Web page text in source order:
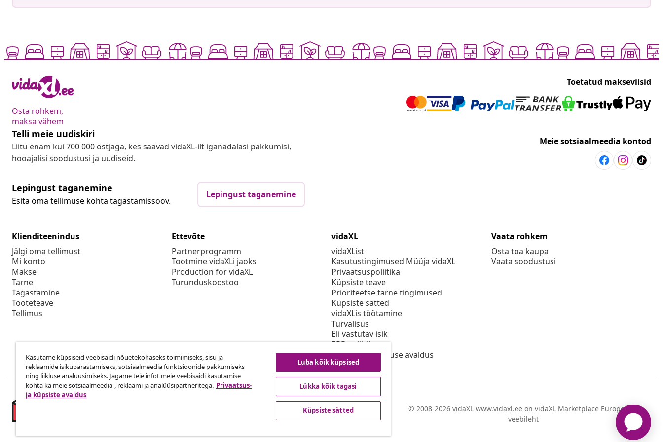
Osta rohkem,
maksa vähem
Toetatud makseviisid
Telli meie uudiskiri
Liitu enam kui 700 000 ostjaga, kes saavad vidaXL-ilt iganädalasi pakkumisi,
hooajalisi soodustusi ja uudiseid.
Meie sotsiaalmeedia kontod
Lepingust taganemine
Esita oma tellimuse kohta tagastamissoov.
Lepingust taganemine
Klienditeenindus
Jälgi oma tellimust
Mi konto
Makse
Tarne
Tagastamine
Tooteteave
Tellimus
Ettevõte
Partnerprogramm
Tootmine vidaXLi jaoks
Production for vidaXL
Turunduskoostoo
vidaXL
vidaXList
Kasutustingimused Müüja vidaXL
Privaatsuspoliitika
Küpsiste teave
Prioriteetse tarne tingimused
Küpsiste sätted
vidaXLis töötamine
Turvalisus
Eli vastutav isik
EPR poliitika
Juurdepääsetavuse avaldus
Vaata rohkem
Osta toa kaupa
Vaata soodustusi
© 2008-2026 vidaXL www.vidaxl.ee on vidaXL Marketplace Europe B.V.
veebileht
Kasutame küpsiseid veebisaidi nõuetekohaseks toimimiseks, sisu ja
reklaamide isikupärastamiseks, sotsiaalmeedia funktsioonide pakkumiseks
ning liikluse analüüsimiseks. Jagame teie infot meie veebisaidi kasutamise
kohta ka meie sotsiaalmeedia-, reklaami ja analüüsipartneritega. Privaatsus-
ja küpsiste avaldus
Luba kõik küpsised
Lükka kõik tagasi
Küpsiste sätted